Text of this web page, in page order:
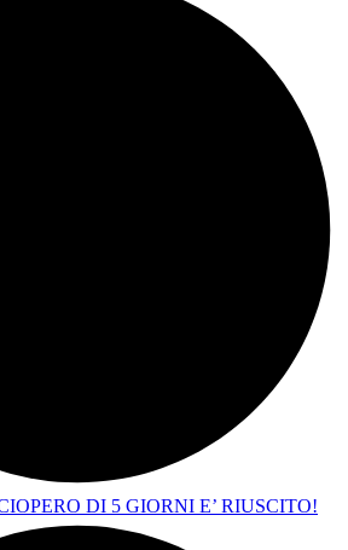
DI 5 GIORNI E’ RIUSCITO!